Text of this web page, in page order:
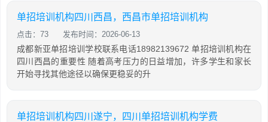
单招培训机构四川西昌，西昌市单招培训机构
点击：73 发布时间：2026-06-13
成都新亚单招培训学校联系电话18982139672 单招培训机构在
四川西昌的重要性 随着高考压力的日益增加，许多学生和家长
开始寻找其他途径以确保更稳妥的升
单招培训机构四川遂宁，四川单招培训机构学费